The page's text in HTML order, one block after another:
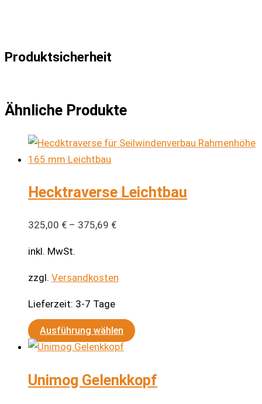
Produktsicherheit
Ähnliche Produkte
Hecktraverse Leichtbau
325,00 € – 375,69 €
inkl. MwSt.
zzgl. Versandkosten
Lieferzeit: 3-7 Tage
Ausführung wählen
Dieses
mehrere
Unimog Gelenkkopf